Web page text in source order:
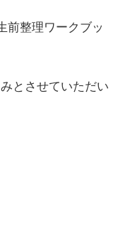
整理ワークブッ
とさせていただい